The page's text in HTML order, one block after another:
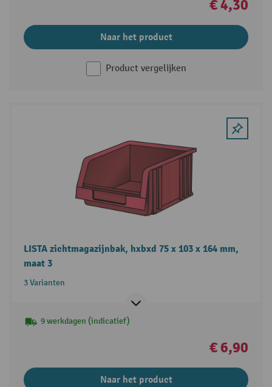
€ 4,30
Naar het product
Product vergelijken
LISTA zichtmagazijnbak, hxbxd 75 x 103 x 164 mm,
maat 3
3 Varianten
9 werkdagen (indicatief)
€ 6,90
Naar het product